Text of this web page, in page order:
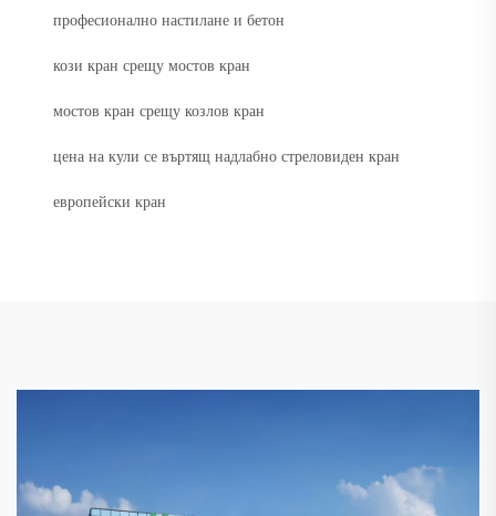
професионално настилане и бетон
кози кран срещу мостов кран
мостов кран срещу козлов кран
цена на кули се въртящ надлабно стреловиден кран
европейски кран